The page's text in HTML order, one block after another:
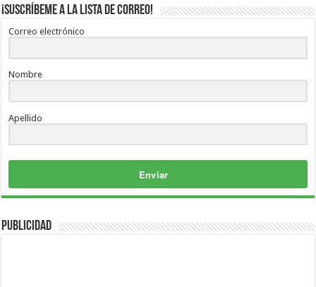
¡Suscríbeme a la lista de correo!
Correo electrónico
Nombre
Apellido
Publicidad